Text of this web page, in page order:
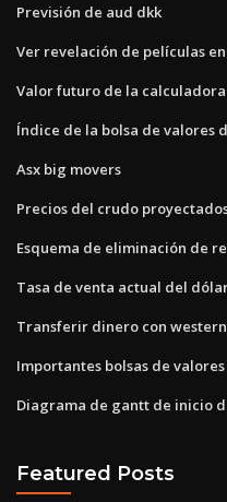
Previsión de aud dkk
Ver revelación de películas
Valor futuro de la
Índice de la bolsa de valores
Asx big movers
Precios del crudo
Esquema de eliminación de
Tasa de venta actual del
Transferir dinero con
Importantes bolsas de
Diagrama de gantt de inicio
Featured Posts